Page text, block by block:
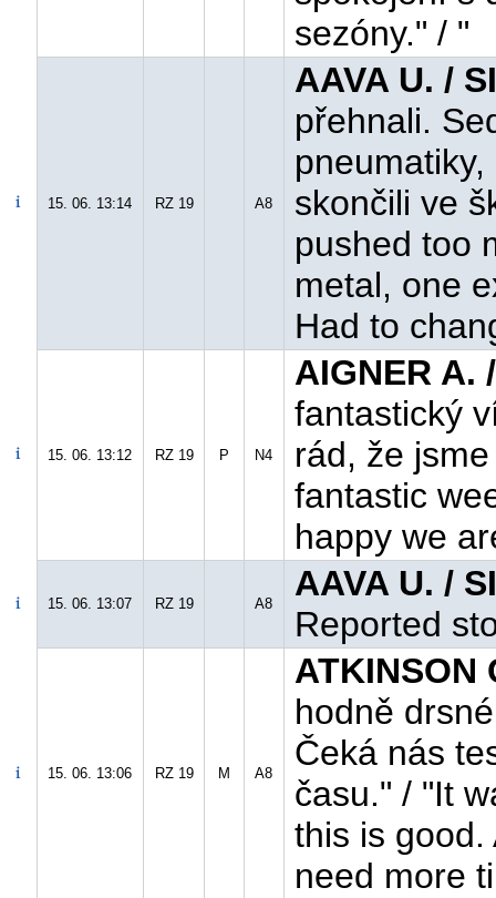
sezóny." / "
15. 06. 13:14 RZ 19 A8
AAVA U. /
přehnali.
skončili ve
pushed too
metal, one
Had to
15. 06. 13:12 RZ 19 P N4
AIGNER A.
fantastický
rád, že
fantastic
happy we
15. 06. 13:07 RZ 19 A8
AAVA U. /
Reported
15. 06. 13:06 RZ 19 M A8
ATKINSON
hodně
Čeká nás
času." / "It
this is good.
need more